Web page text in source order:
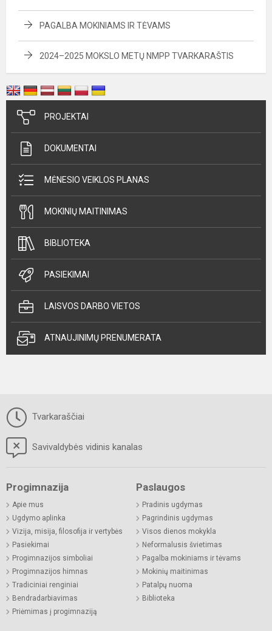
PAGALBA MOKINIAMS IR TĖVAMS
2024–2025 MOKSLO METŲ NMPP TVARKARAŠTIS
PROJEKTAI
DOKUMENTAI
MĖNESIO VEIKLOS PLANAS
MOKINIŲ MAITINIMAS
BIBLIOTEKA
PASIEKIMAI
LAISVOS DARBO VIETOS
ATNAUJINIMŲ PRENUMERATA
Tvarkaraščiai
Savivaldybės vidinis kanalas
Progimnazija
Apie mus
Ugdymo aplinka
Vizija, misija, filosofija ir vertybės
Pasiekimai
Progimnazijos simboliai
Progimnazijos himnas
Tradiciniai renginiai
Bendradarbiavimas
Priėmimas į progimnaziją
Paslaugos
Pradinis ugdymas
Pagrindinis ugdymas
Visos dienos mokykla
Neformalusis švietimas
Pagalba mokiniams ir tėvams
Mokinių maitinimas
Patalpų nuoma
Biblioteka